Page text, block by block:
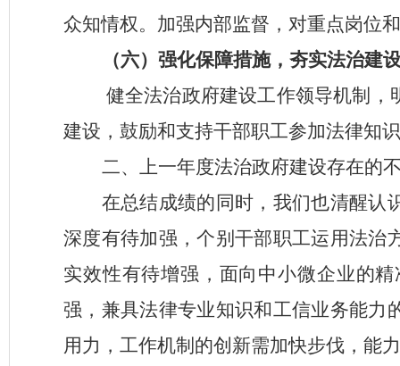
众知情权。加强内部监督，对重点岗位
（六） 强化保障措施，夯实法治建
健全法治政府建设工作领导机制
建设，鼓励和支持干部职工参加法律知
二、上一年度法治政府建设存在的
在总结成绩的同时，我们也清醒认
深度有待加强，个别干部职工运用法治
实效性有待增强，面向中小微企业的
强，兼具法律专业知识和工信业务能力
用力，工作机制的创新需加快步伐，能